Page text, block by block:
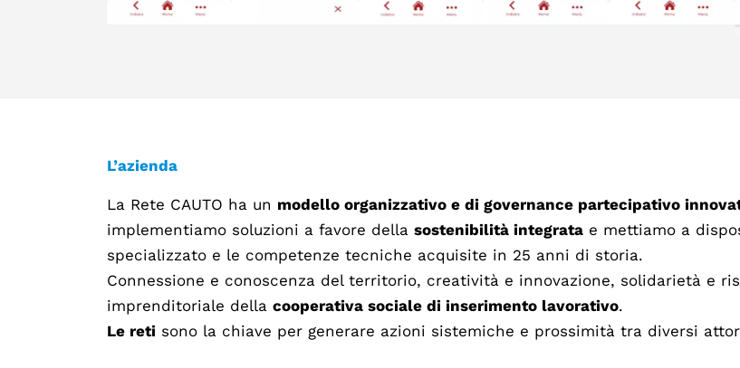
L’azienda
La Rete CAUTO ha un modello organizzativo e di governance partecipativo
implementiamo soluzioni a favore della sostenibilità integratae mettiamo a
specializzato e le competenze tecniche acquisite in 25 anni di storia.
Connessione e conoscenza del territorio, creatività e innovazione, solidarietà e
imprenditoriale della cooperativa sociale di inserimento lavorativo.
Le reti sono la chiave per generare azioni sistemiche e prossimità tra diversi